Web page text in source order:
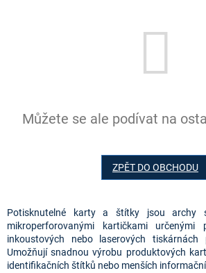
Můžete se ale podívat na
ZPĚT DO OBCHODU
Potisknutelné karty a štítky jsou archy
mikroperforovanými kartičkami
inkoustových nebo laserových
Umožňují snadnou výrobu produktových
identifikačních štítků nebo menších